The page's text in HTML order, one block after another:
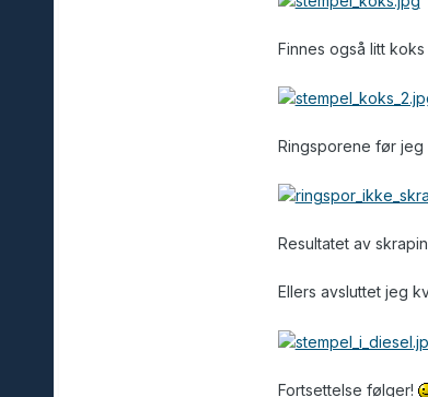
Finnes også litt
Ringsporene før
Resultatet av
Ellers avsluttet jeg
Fortsettelse følger!